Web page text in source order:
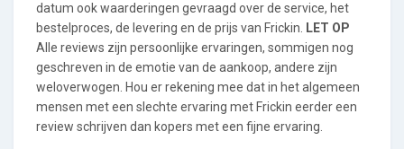
datum ook waarderingen gevraagd over de service, het
bestelproces, de levering en de prijs van Frickin.
LET OP
Alle reviews zijn persoonlijke ervaringen, sommigen nog
geschreven in de emotie van de aankoop, andere zijn
weloverwogen. Hou er rekening mee dat in het algemeen
mensen met een slechte ervaring met Frickin eerder een
review schrijven dan kopers met een fijne ervaring.